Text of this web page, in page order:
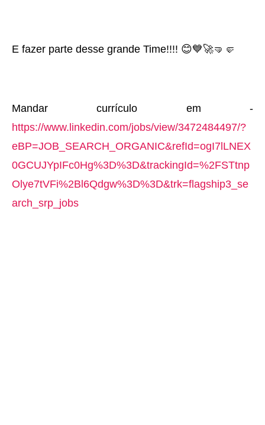
E fazer parte desse grande Time!!!! 😊💙🚀🤜🤛
Mandar currículo em -
https://www.linkedin.com/jobs/view/3472484497/?
eBP=JOB_SEARCH_ORGANIC&refId=ogI7lLNEX
0GCUJYpIFc0Hg%3D%3D&trackingId=%2FSTtnp
Olye7tVFi%2Bl6Qdgw%3D%3D&trk=flagship3_se
arch_srp_jobs